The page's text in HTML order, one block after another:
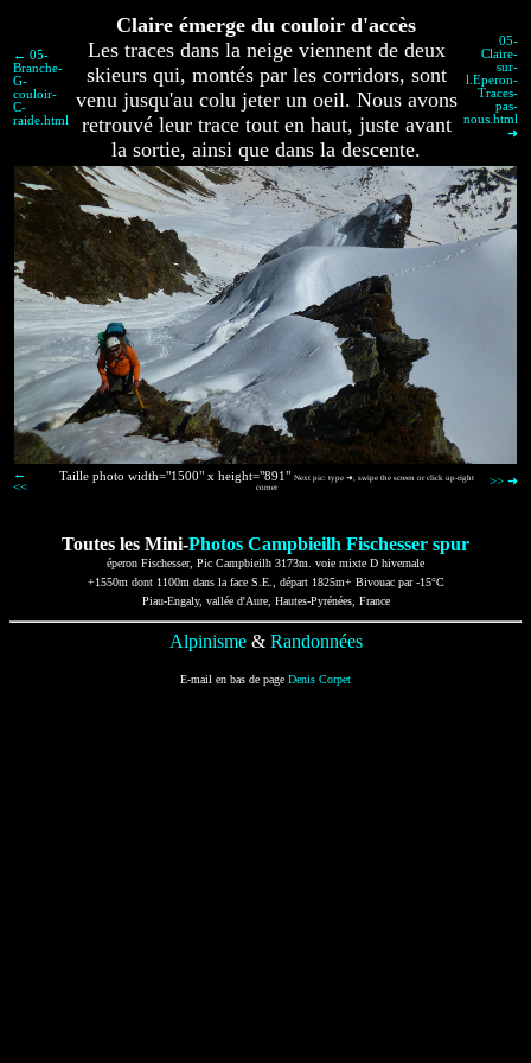
← 05-
Branche-
G-
couloir-
C-
raide.html
Claire émerge du couloir d'accès
Les traces dans la neige viennent de deux
skieurs qui, montés par les corridors, sont
venu jusqu'au colu jeter un oeil. Nous avons
retrouvé leur trace tout en haut, juste avant
la sortie, ainsi que dans la descente.
05-
Claire-
sur-
l.Eperon-
Traces-
pas-
nous.html
➜
←
<<
Taille photo width="1500" x height="891" Next pic: type ➜, swipe the screen or click up-right
corner
>> ➜
Toutes les Mini-Photos Campbieilh Fischesser spur
éperon Fischesser, Pic Campbieilh 3173m. voie mixte D hivernale
+1550m dont 1100m dans la face S.E., départ 1825m+ Bivouac par -15°C
Piau-Engaly, vallée d'Aure, Hautes-Pyrénées, France
Alpinisme& Randonnées
E-mail en bas de page Denis Corpet